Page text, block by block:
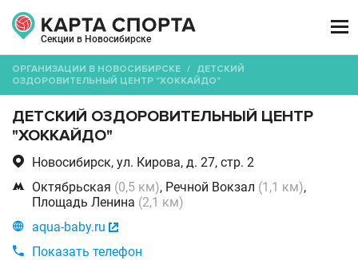
Секции в Новосибирске

ОРГАНИЗАЦИИ В НОВОСИБИРСКЕ / ДЕТСКИЙ
ОЗДОРОВИТЕЛЬНЫЙ ЦЕНТР "ХОККАЙДО"
ДЕТСКИЙ ОЗДОРОВИТЕЛЬНЫЙ ЦЕНТР
"ХОККАЙДО"
 Новосибирск, ул. Кирова, д. 27, стр. 2
 Октябрьская (0,5 км), Речной Вокзал (1,1 км),
Площадь Ленина (2,1 км)
 aqua-baby.ru 

Показать телефон